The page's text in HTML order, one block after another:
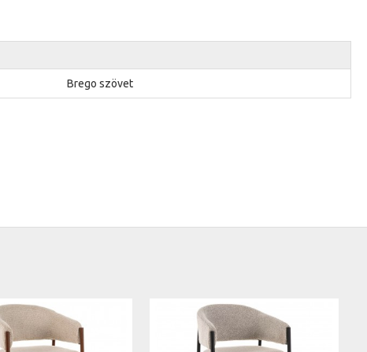
Brego szövet